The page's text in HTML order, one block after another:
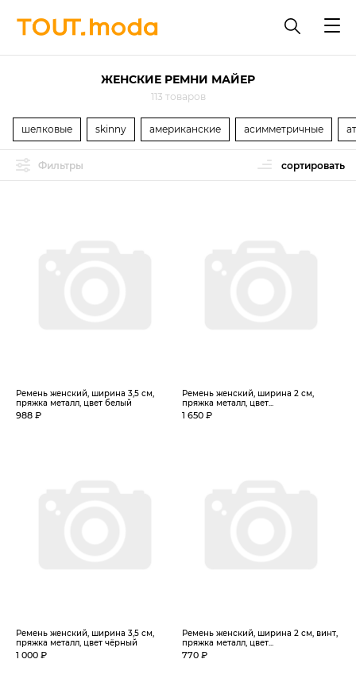
ЖЕНСКИЕ РЕМНИ МАЙЕР
113 товаров
шелковые skinny американские асимметричные
Фильтры сортировать
Ремень женский, ширина 3,5 см,
пряжка металл, цвет белый
988 ₽
Ремень женский, ширина 2 см,
пряжка металл, цвет...
1 650 ₽
Ремень женский, ширина 3,5 см,
пряжка металл, цвет чёрный
1 000 ₽
Ремень женский, ширина 2 см, винт,
пряжка металл, цвет...
770 ₽